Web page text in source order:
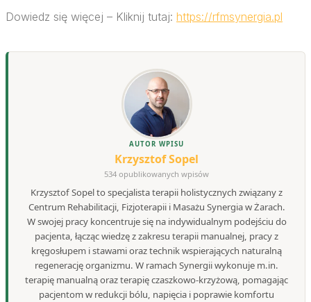
Dowiedz się więcej – Kliknij tutaj: https://rfmsynergia.pl
AUTOR WPISU
Krzysztof Sopel
534 opublikowanych wpisów
Krzysztof Sopel to specjalista terapii holistycznych związany z
Centrum Rehabilitacji, Fizjoterapii i Masażu Synergia w Żarach.
W swojej pracy koncentruje się na indywidualnym podejściu do
pacjenta, łącząc wiedzę z zakresu terapii manualnej, pracy z
kręgosłupem i stawami oraz technik wspierających naturalną
regenerację organizmu. W ramach Synergii wykonuje m.in.
terapię manualną oraz terapię czaszkowo-krzyżową, pomagając
pacjentom w redukcji bólu, napięcia i poprawie komfortu